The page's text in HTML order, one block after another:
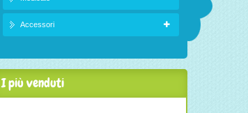
Accessori
I più venduti